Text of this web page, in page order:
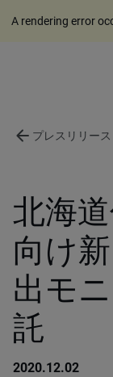
A rendering error
arrow_back プレスリリー
北海
向け
出モ
託
2020.12.02